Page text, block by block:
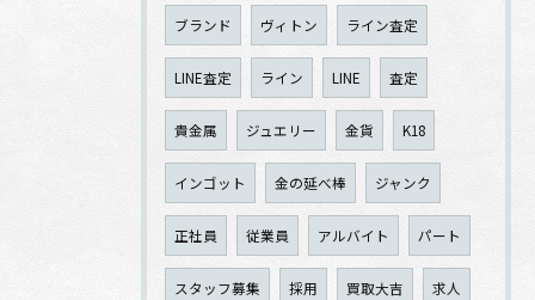
ブランド ヴィトン ライン査定
LINE査定 ライン LINE 査定
貴金属 ジュエリー 金貨 K18
インゴット 金の延べ棒 ジャンク
正社員 従業員 アルバイト パート
スタッフ募集 採用 買取大吉 求人